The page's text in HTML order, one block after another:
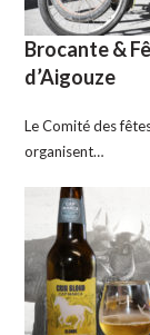
Brocante &
d’Aigouze
Le Comité des
organisent…